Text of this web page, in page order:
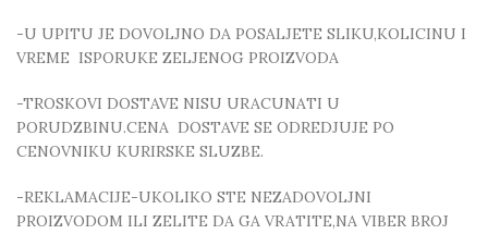
-U UPITU JE DOVOLJNO DA POSALJETE SLIKU,KOLICINU I
VREME ISPORUKE ZELJENOG PROIZVODA
-TROSKOVI DOSTAVE NISU URACUNATI U
PORUDZBINU.CENA DOSTAVE SE ODREDJUJE PO
CENOVNIKU KURIRSKE SLUZBE.
-REKLAMACIJE-UKOLIKO STE NEZADOVOLJNI
PROIZVODOM ILI ZELITE DA GA VRATITE,NA VIBER BROJ